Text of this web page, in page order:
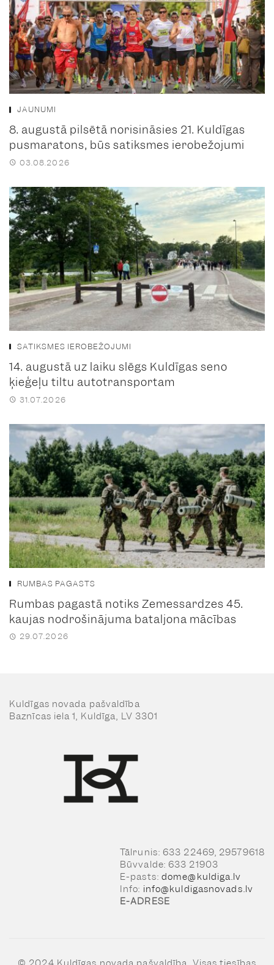
JAUNUMI
8. augustā pilsētā norisināsies 21. Kuldīgas
pusmaratons, būs satiksmes ierobežojumi
03.08.2026
SATIKSMES IEROBEŽOJUMI
14. augustā uz laiku slēgs Kuldīgas seno
ķieģeļu tiltu autotransportam
31.07.2026
RUMBAS PAGASTS
Rumbas pagastā notiks Zemessardzes 45.
kaujas nodrošinājuma bataljona mācības
29.07.2026
Kuldīgas novada pašvaldība
Baznīcas iela 1, Kuldīga, LV 3301
Tālrunis: 633 22469, 29579618
Būvvalde: 633 21903
E-pasts: dome@kuldiga.lv
Info: info@kuldigasnovads.lv
E-ADRESE